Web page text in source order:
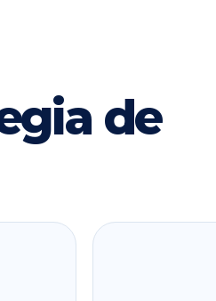
de